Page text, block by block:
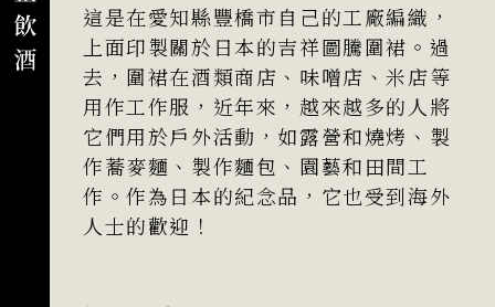
這是在愛知縣豐橋市自己的工廠編織，
上面印製關於日本的吉祥圖騰圍裙。過
去，圍裙在酒類商店、味噌店、米店等
用作工作服，近年來，越來越多的人將
它們用於戶外活動，如露營和燒烤、製
作蕎麥麵、製作麵包、園藝和田間工
作。作為日本的紀念品，它也受到海外
人士的歡迎！